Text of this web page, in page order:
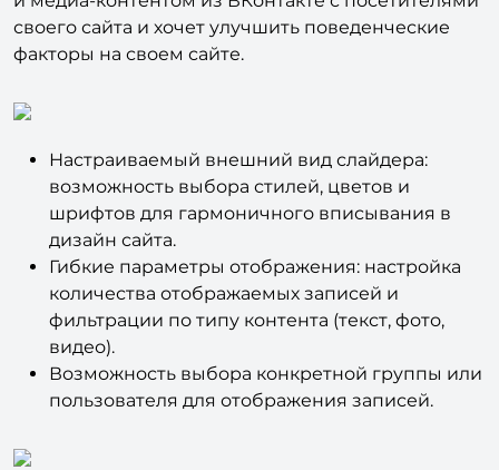
хочет делиться актуальными новостями, постами
и медиа-контентом из ВКонтакте с посетителями
своего сайта и хочет улучшить поведенческие
Настраиваемый внешний вид слайдера:
возможность выбора стилей, цветов и
шрифтов для гармоничного вписывания в
дизайн сайта.
Гибкие параметры отображения: настройка
количества отображаемых записей и
фильтрации по типу контента (текст, фото,
видео).
Возможность выбора конкретной группы или